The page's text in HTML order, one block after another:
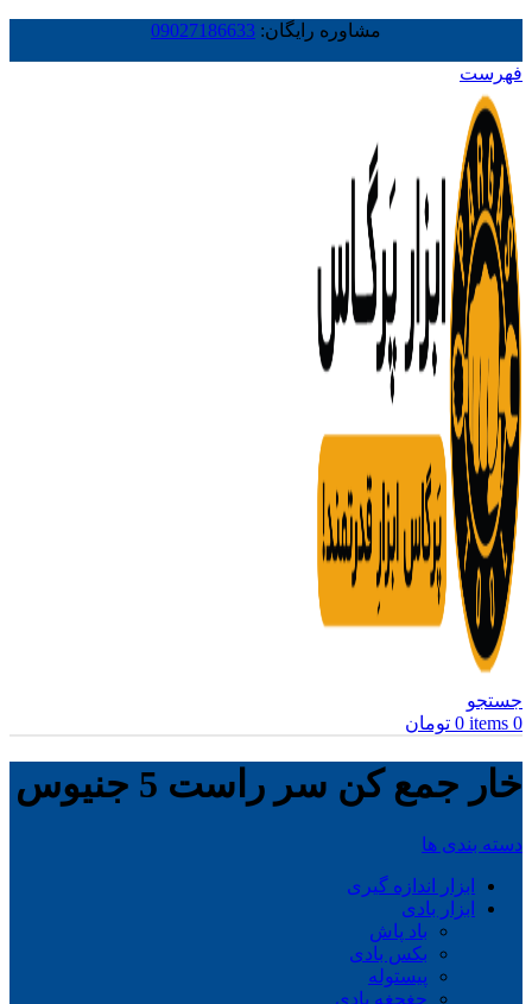
مشاوره رایگان: 09027186633
فهرست
جستجو
0
items
0 تومان
خار جمع کن سر راست 5 جنیوس
دسته بندی ها
ابزار اندازه گیری
ابزار بادی
باد پاش
بکس بادی
پیستوله
جغجغه بادی